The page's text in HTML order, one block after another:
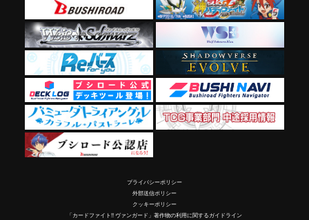
プライバシーポリシー
外部送信ポリシー
クッキーポリシー
「カードファイト!! ヴァンガード」著作物の利用に関するガイドライン